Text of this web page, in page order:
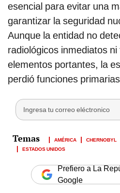
esencial para evitar una
garantizar la seguridad
Aunque la entidad no
radiológicos inmediatos
elementos portantes, la
perdió funciones
AMÉRICA CHERNOBYL
ESTADOS UNIDOS
Prefiero a La
Google